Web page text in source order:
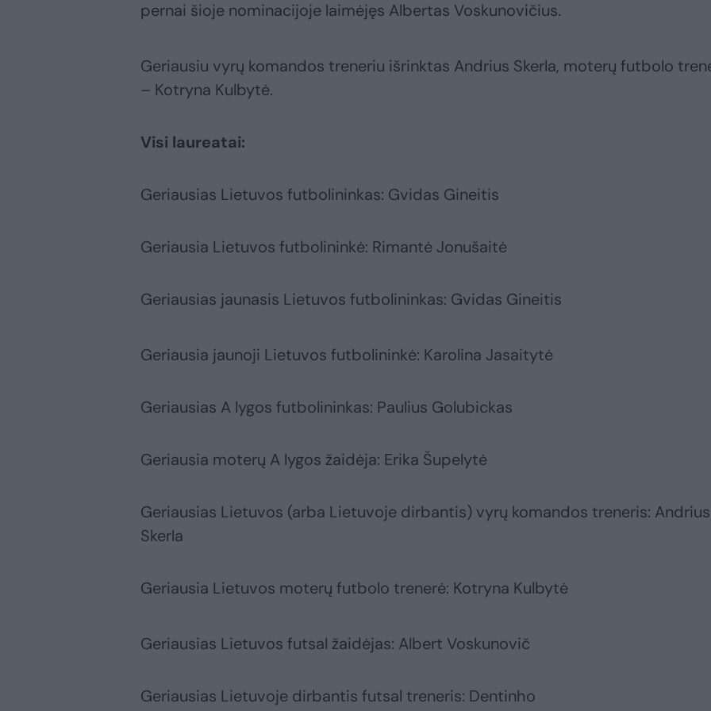
pernai šioje nominacijoje laimėjęs Albertas Voskunovičius.
Geriausiu vyrų komandos treneriu išrinktas Andrius Skerla, moterų futbolo
– Kotryna Kulbytė.
Visi laureatai:
Geriausias Lietuvos futbolininkas: Gvidas Gineitis
Geriausia Lietuvos futbolininkė: Rimantė Jonušaitė
Geriausias jaunasis Lietuvos futbolininkas: Gvidas Gineitis
Geriausia jaunoji Lietuvos futbolininkė: Karolina Jasaitytė
Geriausias A lygos futbolininkas: Paulius Golubickas
Geriausia moterų A lygos žaidėja: Erika Šupelytė
Geriausias Lietuvos (arba Lietuvoje dirbantis) vyrų komandos treneris: Andrius
Skerla
Geriausia Lietuvos moterų futbolo trenerė: Kotryna Kulbytė
Geriausias Lietuvos futsal žaidėjas: Albert Voskunovič
Geriausias Lietuvoje dirbantis futsal treneris: Dentinho